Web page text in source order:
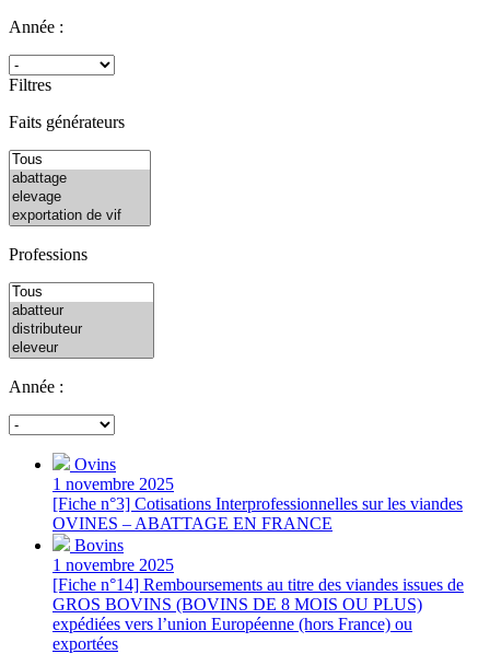
Année :
Filtres
Faits générateurs
Professions
Année :
Ovins
1 novembre 2025
[Fiche n°3] Cotisations Interprofessionnelles sur les viandes
OVINES – ABATTAGE EN FRANCE
Bovins
1 novembre 2025
[Fiche n°14] Remboursements au titre des viandes issues de
GROS BOVINS (BOVINS DE 8 MOIS OU PLUS)
expédiées vers l’union Européenne (hors France) ou
exportées